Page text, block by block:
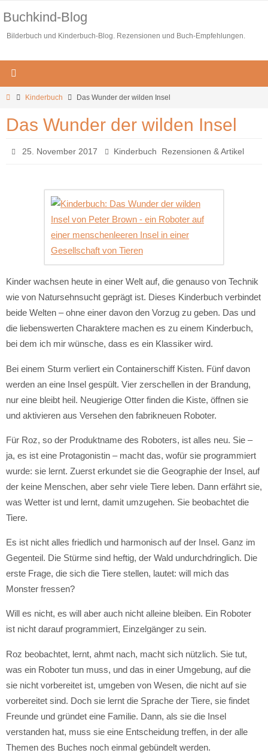
Inhalt
springen
Buchkind-Blog
Bilderbuch und Kinderbuch-Blog. Rezensionen und Buch-Empfehlungen.
StartKinderbuch Das Wunder der wilden Insel
Das Wunder der wilden Insel
25. November 2017 Kinderbuch Rezensionen & Artikel
Kinder wachsen heute in einer Welt auf, die genauso von Technik
wie von Natursehnsucht geprägt ist. Dieses Kinderbuch verbindet
beide Welten – ohne einer davon den Vorzug zu geben. Das und
die liebenswerten Charaktere machen es zu einem Kinderbuch,
bei dem ich mir wünsche, dass es ein Klassiker wird.
Bei einem Sturm verliert ein Containerschiff Kisten. Fünf davon
werden an eine Insel gespült. Vier zerschellen in der Brandung,
nur eine bleibt heil. Neugierige Otter finden die Kiste, öffnen sie
und aktivieren aus Versehen den fabrikneuen Roboter.
Für Roz, so der Produktname des Roboters, ist alles neu. Sie –
ja, es ist eine Protagonistin – macht das, wofür sie programmiert
wurde: sie lernt. Zuerst erkundet sie die Geographie der Insel, auf
der keine Menschen, aber sehr viele Tiere leben. Dann erfährt sie,
was Wetter ist und lernt, damit umzugehen. Sie beobachtet die
Tiere.
Es ist nicht alles friedlich und harmonisch auf der Insel. Ganz im
Gegenteil. Die Stürme sind heftig, der Wald undurchdringlich. Die
erste Frage, die sich die Tiere stellen, lautet: will mich das
Monster fressen?
Will es nicht, es will aber auch nicht alleine bleiben. Ein Roboter
ist nicht darauf programmiert, Einzelgänger zu sein.
Roz beobachtet, lernt, ahmt nach, macht sich nützlich. Sie tut,
was ein Roboter tun muss, und das in einer Umgebung, auf die
sie nicht vorbereitet ist, umgeben von Wesen, die nicht auf sie
vorbereitet sind. Doch sie lernt die Sprache der Tiere, sie findet
Freunde und gründet eine Familie. Dann, als sie die Insel
verstanden hat, muss sie eine Entscheidung treffen, in der alle
Themen des Buches noch einmal gebündelt werden.